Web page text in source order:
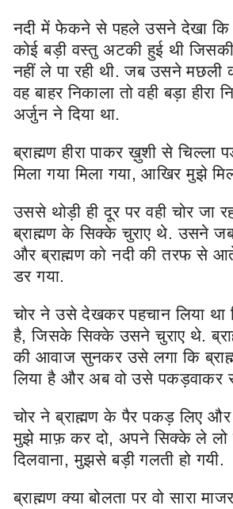
नदी में फेकने से पहले उसने देखा
कोई बड़ी वस्तु अटकी हुई थी
नहीं ले पा रही थी. जब उसने मछली
वह बाहर निकाला तो वही बड़ा
अर्जुन ने दिया था.
ब्राह्मण हीरा पाकर ख़ुशी से चिल्ला
मिला गया मिला गया, आखिर मुझे
उससे थोड़ी ही दूर पर वही चोर जा
ब्राह्मण के सिक्के चुराए थे. उसने
और ब्राह्मण को नदी की तरफ से
डर गया.
चोर ने उसे देखकर पहचान लिया था
है, जिसके सिक्के उसने चुराए थे.
की आवाज सुनकर उसे लगा कि
लिया है और अब वो उसे पकड़वाकर
चोर ने ब्राह्मण के पैर पकड़ लिए और
मुझे माफ़ कर दो, अपने सिक्के ले
दिलवाना, मुझसे बड़ी गलती हो गयी.
ब्राह्मण क्या बोलता पर वो सारा